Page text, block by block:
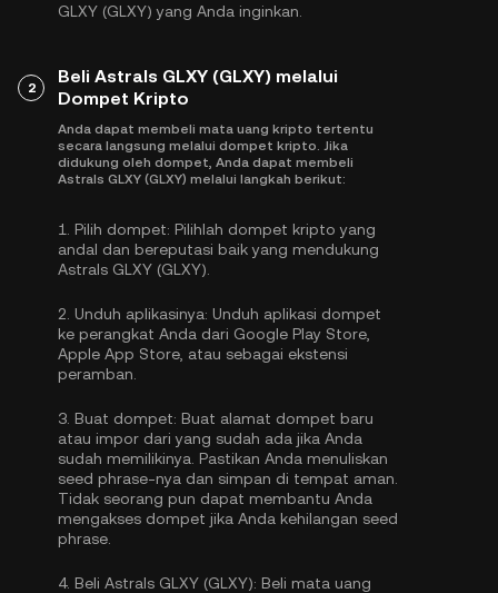
GLXY (GLXY) yang Anda inginkan.
2
Beli Astrals GLXY (GLXY) melalui
Dompet Kripto
Anda dapat membeli mata uang kripto tertentu
secara langsung melalui dompet kripto. Jika
didukung oleh dompet, Anda dapat membeli
Astrals GLXY (GLXY) melalui langkah berikut:
1. Pilih dompet: Pilihlah dompet kripto yang
andal dan bereputasi baik yang mendukung
Astrals GLXY (GLXY).
2. Unduh aplikasinya: Unduh aplikasi dompet
ke perangkat Anda dari Google Play Store,
Apple App Store, atau sebagai ekstensi
peramban.
3. Buat dompet: Buat alamat dompet baru
atau impor dari yang sudah ada jika Anda
sudah memilikinya. Pastikan Anda menuliskan
seed phrase-nya dan simpan di tempat aman.
Tidak seorang pun dapat membantu Anda
mengakses dompet jika Anda kehilangan seed
phrase.
4. Beli Astrals GLXY (GLXY): Beli mata uang